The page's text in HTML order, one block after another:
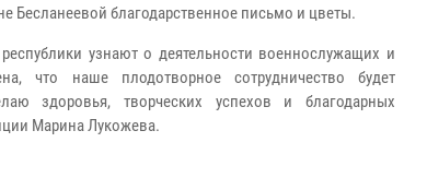
Бесланеевой благодарственное письмо и цветы.
узнают о деятельности военнослужащих и
что наше плодотворное сотрудничество будет
здоровья, творческих успехов и благодарных
Марина Лукожева.